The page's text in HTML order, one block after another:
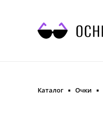
Каталог Очки